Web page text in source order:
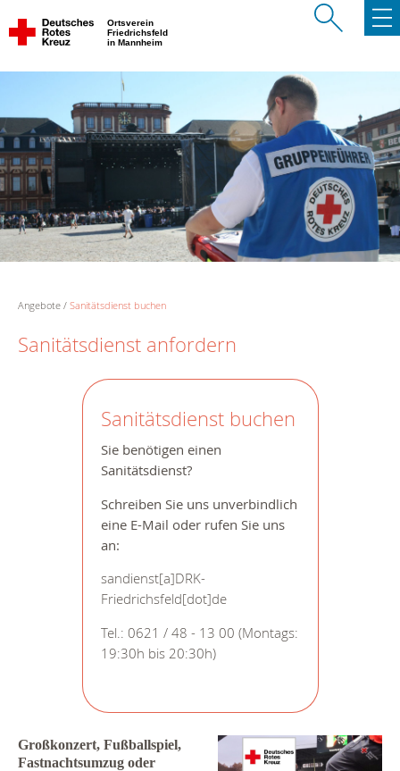
Ortsverein
Friedrichsfeld
in Mannheim
Angebote Sanitätsdienst buchen
Sanitätsdienst anfordern
Sanitätsdienst buchen
Sie benötigen einen
Sanitätsdienst?
Schreiben Sie uns unverbindlich
eine E-Mail oder rufen Sie uns
an:
sandienst[a]DRK-
Friedrichsfeld[dot]de
Tel.: 0621 / 48 - 13 00 (Montags:
19:30h bis 20:30h)
Großkonzert, Fußballspiel,
Fastnachtsumzug oder